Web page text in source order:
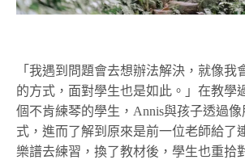
「我遇到問題會去想辦法解決，就像我
的方式，面對學生也是如此。」在教學
個不肯練琴的學生，Annis與孩子透過
式，進而了解到原來是前一位老師給了
樂譜去練習，換了教材後，學生也重拾